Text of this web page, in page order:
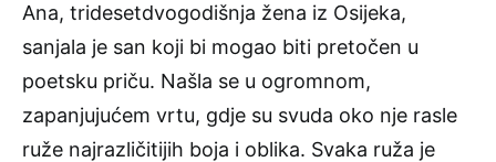
Ana, tridesetdvogodišnja žena iz Osijeka,
sanjala je san koji bi mogao biti pretočen u
poetsku priču. Našla se u ogromnom,
zapanjujućem vrtu, gdje su svuda oko nje rasle
ruže najrazličitijih boja i oblika. Svaka ruža je